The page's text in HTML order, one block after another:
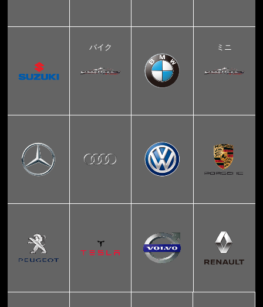
バイク ミニ